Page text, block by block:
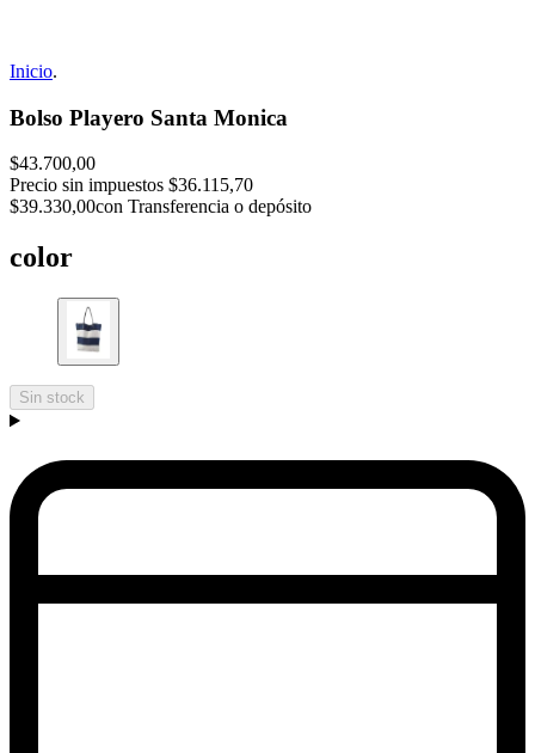
Inicio.
Bolso Playero Santa Monica
$43.700,00
Precio sin impuestos $36.115,70
$39.330,00con Transferencia o depósito
color
Sin stock